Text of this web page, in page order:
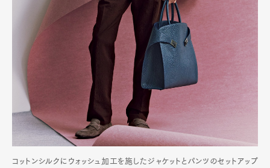
Pen international Pen tw
コットンシルクにウォッシュ加工を施したジャケットとパンツのセットアップ